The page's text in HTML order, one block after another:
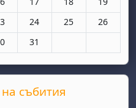
октомври
21 октомври
сряда, 22 октомври
събития, четвъртък, 23
Няма събития, петък, 24
24 Няма събития,
25 Няма
26
октомври
28 октомври
сряда, 29 октомври
събития, четвъртък, 30
Няма събития, петък, 31
31
събития
събития